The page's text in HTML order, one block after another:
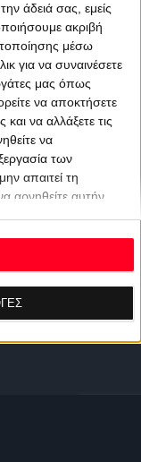
άδειά σας, εμείς
ακριβή
μέσω
για να συναινέσετε
μας όπως
να αποκτήσετε
να αλλάξετε τις
να
των
απαιτεί τη
αρνηθείτε αυτήν
κλικ στο